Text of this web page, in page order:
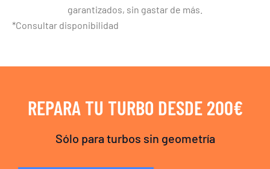
garantizados, sin gastar de más.
*Consultar disponibilidad
REPARA TU TURBO DESDE 200€
Sólo para turbos sin geometría